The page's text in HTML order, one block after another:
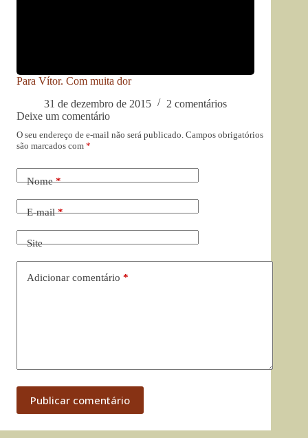
Para Vítor. Com muita dor
31 de dezembro de 2015
2 comentários
Deixe um comentário
O seu endereço de e-mail não será publicado. Campos obrigatórios
são marcados com *
Nome*
E-mail*
Site
Adicionar comentário *
Publicar comentário